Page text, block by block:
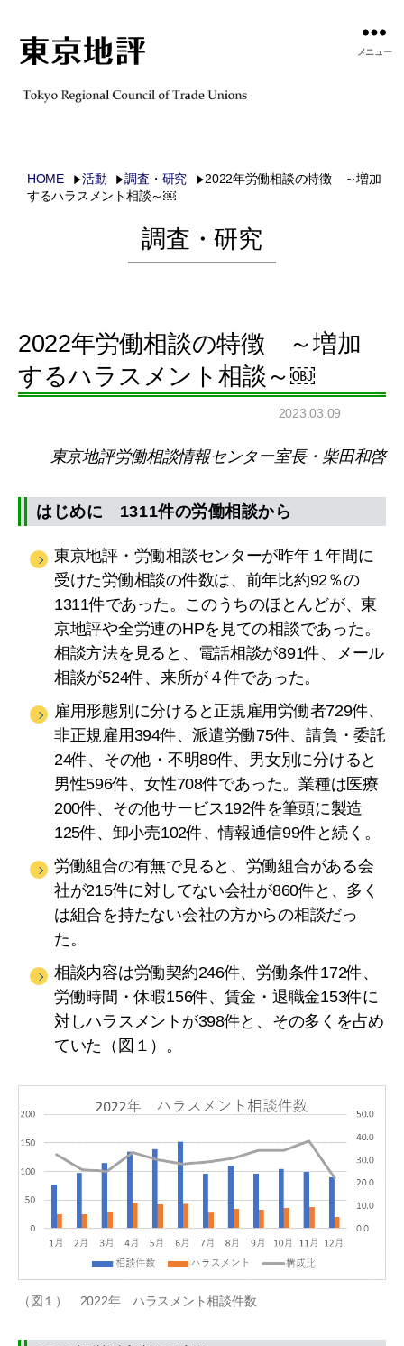
メニュー
HOME 活動 調査・研究
2022年労働相談の特徴 ～増加
するハラスメント相談～￼
調査・研究
2022年労働相談の特徴 ～増加
するハラスメント相談～￼
2023.03.09
東京地評労働相談情報センター室長・柴田和啓
はじめに 1311件の労働相談から
東京地評・労働相談センターが昨年１年間に
受けた労働相談の件数は、前年比約92％の
1311件であった。このうちのほとんどが、東
京地評や全労連のHPを見ての相談であった。
相談方法を見ると、電話相談が891件、メール
相談が524件、来所が４件であった。
雇用形態別に分けると正規雇用労働者729件、
非正規雇用394件、派遣労働75件、請負・委託
24件、その他・不明89件、男女別に分けると
男性596件、女性708件であった。業種は医療
200件、その他サービス192件を筆頭に製造
125件、卸小売102件、情報通信99件と続く。
労働組合の有無で見ると、労働組合がある会
社が215件に対してない会社が860件と、多く
は組合を持たない会社の方からの相談だっ
た。
相談内容は労働契約246件、労働条件172件、
労働時間・休暇156件、賃金・退職金153件に
対しハラスメントが398件と、その多くを占め
ていた（図１）。
（図１） 2022年 ハラスメント相談件数